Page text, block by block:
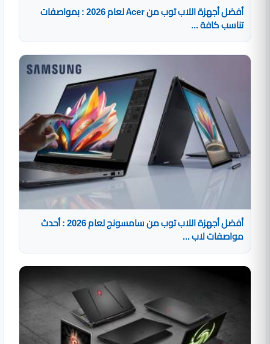
أفضل أجهزة اللاب توب من Acer لعام 2026 : بمواصفات
تناسب كافة ...
أفضل أجهزة اللاب توب من سامسونج لعام 2026 : أحدث
مواصفات لاب ...